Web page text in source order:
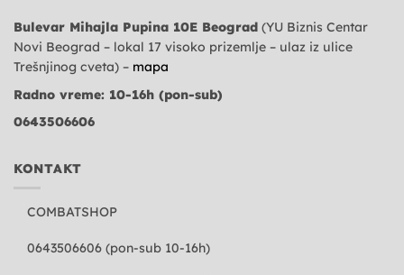
Bulevar Mihajla Pupina 10E Beograd (YU Biznis Centar
Novi Beograd – lokal 17 visoko prizemlje – ulaz iz ulice
Trešnjinog cveta) – mapa
Radno vreme: 10-16h (pon-sub)
0643506606
KONTAKT
COMBATSHOP
0643506606 (pon-sub 10-16h)